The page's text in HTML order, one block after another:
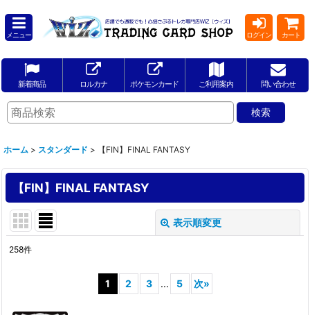
メニュー ログイン カート
新着商品 ロルカナ ポケモンカード ご利用案内 問い合わせ
ホーム > スタンダード > 【FIN】FINAL FANTASY
【FIN】FINAL FANTASY
表示順変更
258件
1 2 3 ... 5 次»